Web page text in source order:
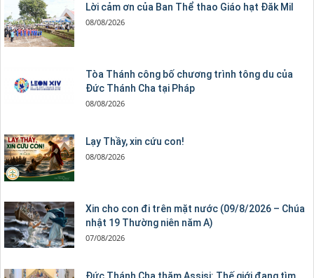
Lời cảm ơn của Ban Thể thao Giáo hạt Đăk Mil
08/08/2026
Tòa Thánh công bố chương trình tông du của
Đức Thánh Cha tại Pháp
08/08/2026
Lạy Thầy, xin cứu con!
08/08/2026
Xin cho con đi trên mặt nước (09/8/2026 – Chúa
nhật 19 Thường niên năm A)
07/08/2026
Đức Thánh Cha thăm Assisi: Thế giới đang tìm